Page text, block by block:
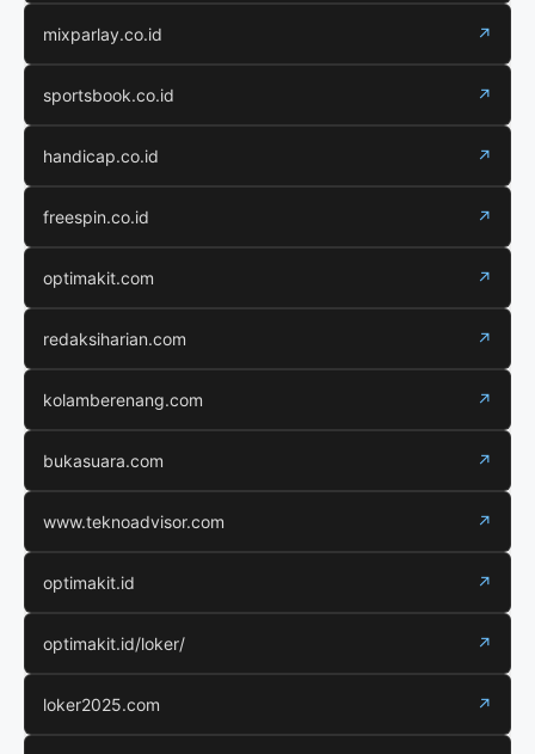
mixparlay.co.id ↗
sportsbook.co.id ↗
handicap.co.id ↗
freespin.co.id ↗
optimakit.com ↗
redaksiharian.com ↗
kolamberenang.com ↗
bukasuara.com ↗
www.teknoadvisor.com ↗
optimakit.id ↗
optimakit.id/loker/ ↗
loker2025.com ↗